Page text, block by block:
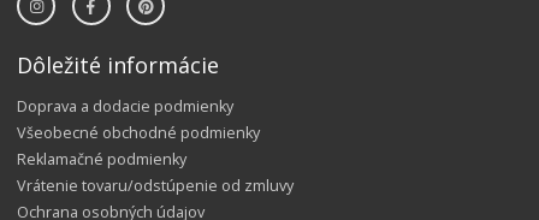
Dôležité informácie
Doprava a dodacie podmienky
Všeobecné obchodné podmienky
Reklamačné podmienky
Vrátenie tovaru/odstúpenie od zmluvy
Ochrana osobných údajov